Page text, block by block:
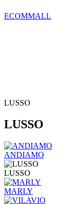
ECOMMALL
LUSSO
LUSSO
ANDIAMO
LUSSO
MARLY